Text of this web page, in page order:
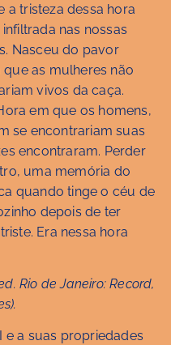
a tristeza dessa hora
nas nossas
Nasceu do pavor
as mulheres não
vivos da caça.
em que os homens,
se encontrariam suas
encontraram. Perder
uma memória do
quando tinge o céu de
depois de ter
Era nessa hora
Rio de Janeiro: Record,
e a suas propriedades